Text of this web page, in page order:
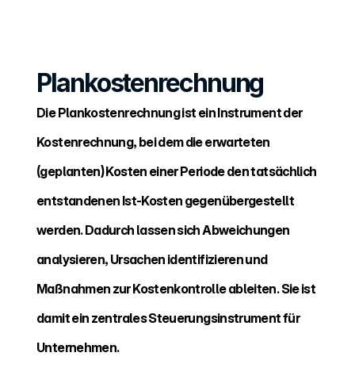
Plankostenrechnung
Die Plankostenrechnung ist ein Instrument der
Kostenrechnung, bei dem die erwarteten
(geplanten) Kosten einer Periode den tatsächlich
entstandenen Ist-Kosten gegenübergestellt
werden. Dadurch lassen sich Abweichungen
analysieren, Ursachen identifizieren und
Maßnahmen zur Kostenkontrolle ableiten. Sie ist
damit ein zentrales Steuerungsinstrument für
Unternehmen.